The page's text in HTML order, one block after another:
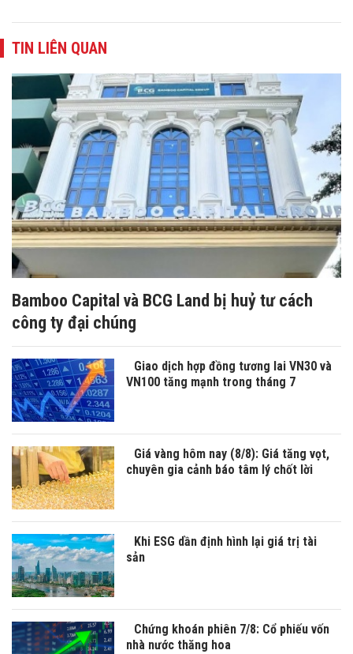
TIN LIÊN QUAN
Bamboo Capital và BCG Land bị huỷ tư cách
công ty đại chúng
Giao dịch hợp đồng tương lai VN30 và
VN100 tăng mạnh trong tháng 7
Giá vàng hôm nay (8/8): Giá tăng vọt,
chuyên gia cảnh báo tâm lý chốt lời
Khi ESG dần định hình lại giá trị tài
sản
Chứng khoán phiên 7/8: Cổ phiếu vốn
nhà nước thăng hoa